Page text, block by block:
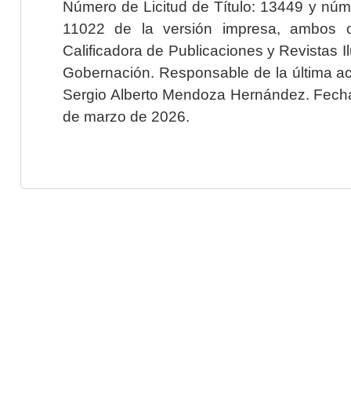
Número de Licitud de Título: 13449 y
11022 de la versión impresa, ambos
Calificadora de Publicaciones y Revistas
Gobernación. Responsable de la última
Sergio Alberto Mendoza Hernández.
de marzo de 2026.